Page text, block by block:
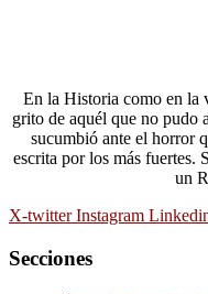
En la Historia como en la
grito de aquél que no pudo
sucumbió ante el horror
escrita por los más
un
X-twitter Instagram
Secciones